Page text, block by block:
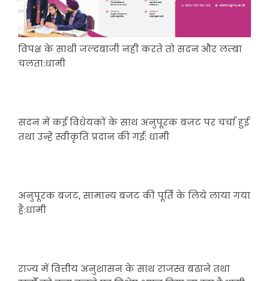
विपक्ष के साथी जल्दबाजी नही करते तो सदन और लम्बा
चलता:धामी
सदन में कई विधेयकों के साथ अनुपूरक बजट पर चर्चा हुई
तथा उन्हें स्वीकृति प्रदान की गई: धामी
अनुपूरक बजट, सामान्य बजट की पूर्ति के लिये लाया गया
है:धामी
राज्य में वित्तीय अनुशासन के साथ राजस्व बढाने तथा